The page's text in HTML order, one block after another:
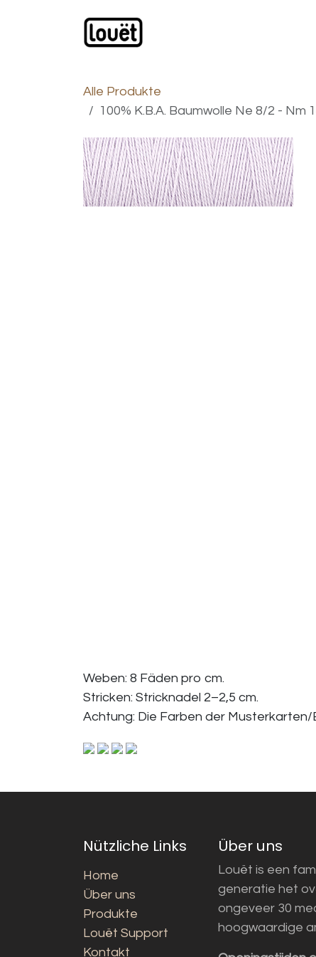
Alle Produkte
100% K.B.A. Baumwolle Ne 8/2 - Nm
Weben: 8 Fäden pro cm.
Stricken: Stricknadel 2–2,5 cm.
Achtung: Die Farben der
Nützliche Links
Home
Über uns
Produkte
Louët Support
Kontakt
Über uns
Louët is een
generatie het
ongeveer 30
hoogwaardige